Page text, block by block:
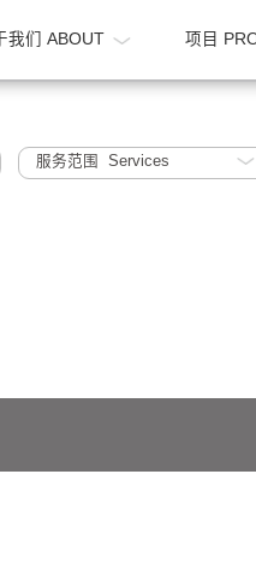
关于我们 ABOUT
服务范围 Services